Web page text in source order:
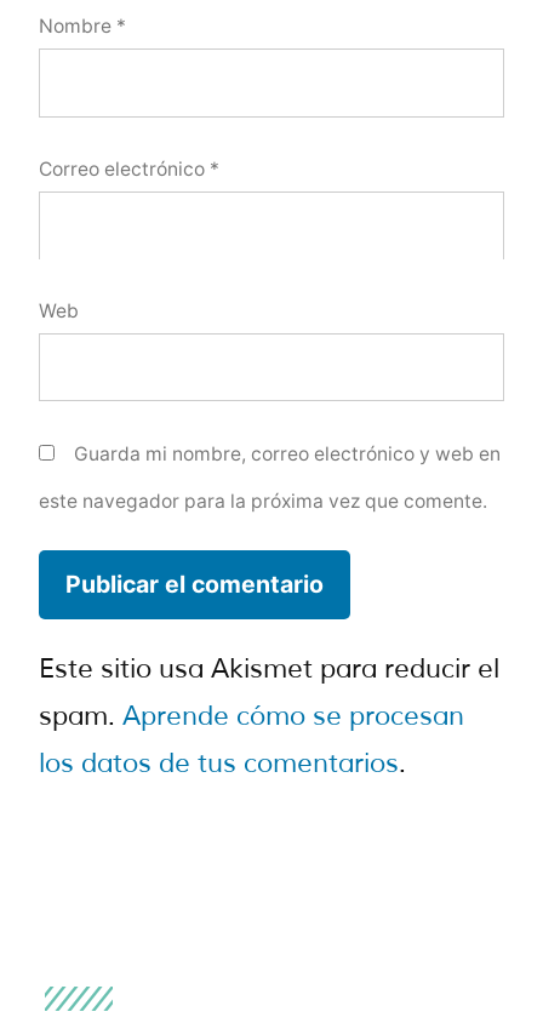
Nombre *
Correo electrónico *
Web
Guarda mi nombre, correo electrónico y web en
este navegador para la próxima vez que comente.
Este sitio usa Akismet para reducir el
spam. Aprende cómo se procesan
los datos de tus comentarios.